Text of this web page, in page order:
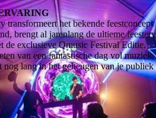
het bekende feestconcept
brengt al jarenlang de ultieme
de exclusieve Qmusic Festival Editie.
van een fantastische dag vol
lang in het geheugen van je